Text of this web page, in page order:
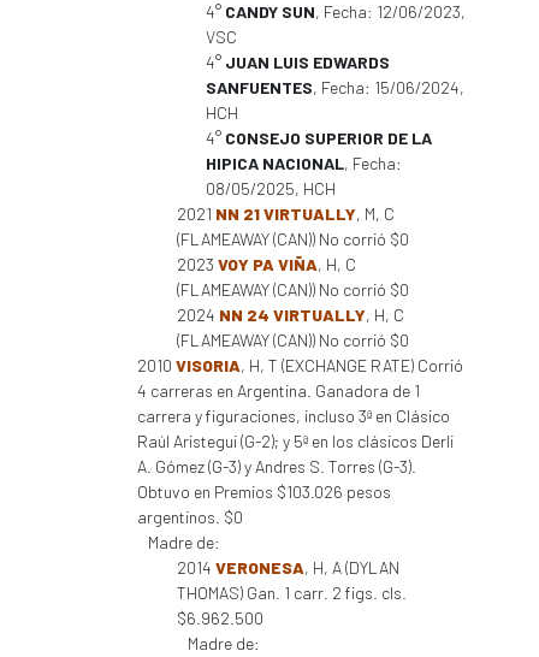
4° CANDY SUN, Fecha: 12/06/2023,
VSC
4° JUAN LUIS EDWARDS
SANFUENTES, Fecha: 15/06/2024,
HCH
4° CONSEJO SUPERIOR DE LA
HIPICA NACIONAL, Fecha:
08/05/2025, HCH
2021 NN 21 VIRTUALLY, M, C
(FLAMEAWAY (CAN)) No corrió $0
2023 VOY PA VIÑA, H, C
(FLAMEAWAY (CAN)) No corrió $0
2024 NN 24 VIRTUALLY, H, C
(FLAMEAWAY (CAN)) No corrió $0
2010 VISORIA, H, T (EXCHANGE RATE) Corrió
4 carreras en Argentina. Ganadora de 1
carrera y figuraciones, incluso 3ª en Clásico
Raúl Aristegui (G-2); y 5ª en los clásicos Derli
A. Gómez (G-3) y Andres S. Torres (G-3).
Obtuvo en Premios $103.026 pesos
argentinos. $0
Madre de:
2014 VERONESA, H, A (DYLAN
THOMAS) Gan. 1 carr. 2 figs. cls.
$6.962.500
Madre de: